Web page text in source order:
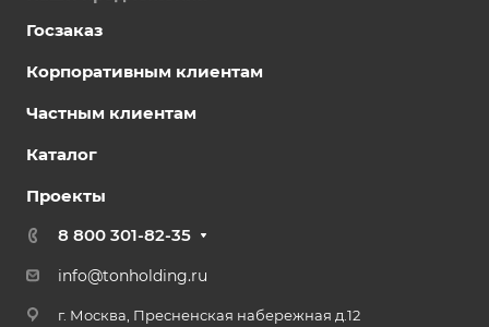
Госзаказ
Корпоративным клиентам
Частным клиентам
Каталог
Проекты
8 800 301-82-35
info@tonholding.ru
г. Москва, Пресненская набережная д.12